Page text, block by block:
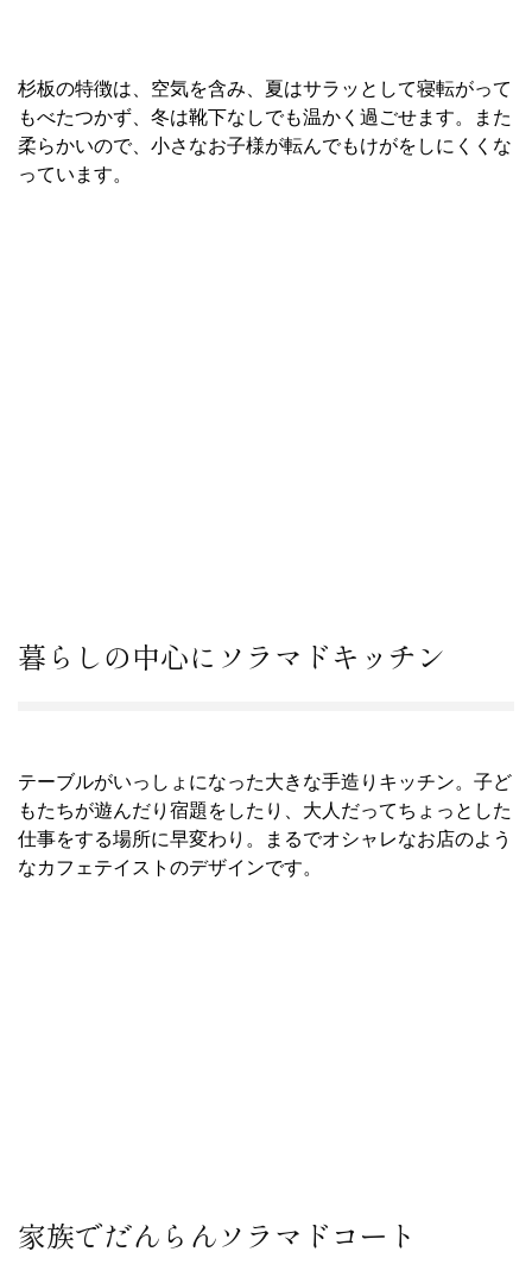
杉板の特徴は、空気を含み、夏はサラッとして寝転がって
もべたつかず、冬は靴下なしでも温かく過ごせます。また
柔らかいので、小さなお子様が転んでもけがをしにくくな
っています。
暮らしの中心にソラマドキッチン
テーブルがいっしょになった大きな手造りキッチン。子ど
もたちが遊んだり宿題をしたり、大人だってちょっとした
仕事をする場所に早変わり。まるでオシャレなお店のよう
なカフェテイストのデザインです。
家族でだんらんソラマドコート